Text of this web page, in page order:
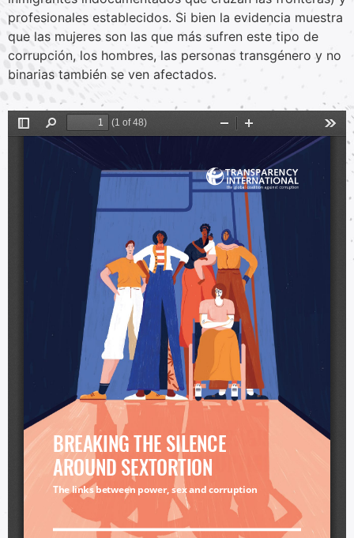
profesionales establecidos. Si bien la evidencia muestra
que las mujeres son las que más sufren este tipo de
corrupción, los hombres, las personas transgénero y no
binarias también se ven afectados.